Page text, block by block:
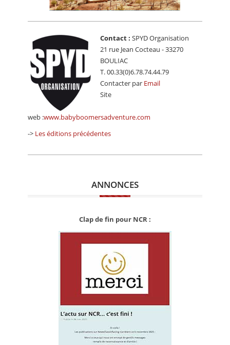
Contact : SPYD Organisation
21 rue Jean Cocteau - 33270
BOULIAC
T. 00.33(0)6.78.74.44.79
Contacter par Email
Site
web :www.babyboomersadventure.com
-> Les éditions précédentes
ANNONCES
Clap de fin pour NCR :